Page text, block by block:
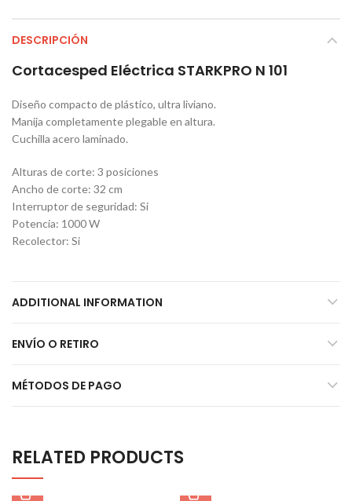
DESCRIPCIÓN
Cortacesped Eléctrica STARKPRO N 101
Diseño compacto de plástico, ultra liviano.
Manija completamente plegable en altura.
Cuchilla acero laminado.
Alturas de corte: 3 posiciones
Ancho de corte: 32 cm
Interruptor de seguridad: Si
Potencia: 1000 W
Recolector: Si
ADDITIONAL INFORMATION
ENVÍO O RETIRO
MÉTODOS DE PAGO
RELATED PRODUCTS